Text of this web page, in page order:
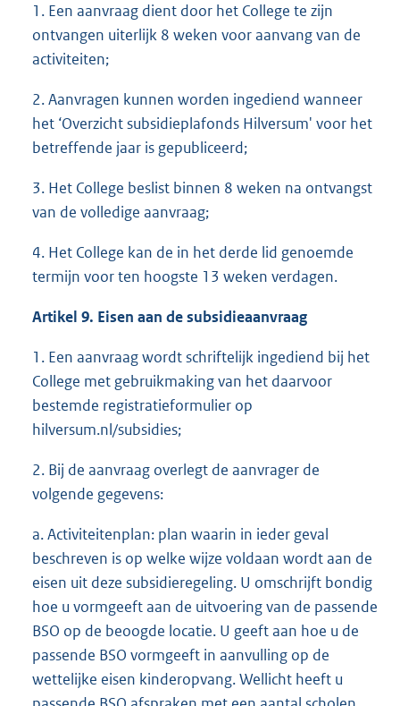
1. Een aanvraag dient door het College te zijn
ontvangen uiterlijk 8 weken voor aanvang van de
activiteiten;
2. Aanvragen kunnen worden ingediend wanneer
het ‘Overzicht subsidieplafonds Hilversum' voor het
betreffende jaar is gepubliceerd;
3. Het College beslist binnen 8 weken na ontvangst
van de volledige aanvraag;
4. Het College kan de in het derde lid genoemde
termijn voor ten hoogste 13 weken verdagen.
Artikel 9. Eisen aan de subsidieaanvraag
1. Een aanvraag wordt schriftelijk ingediend bij het
College met gebruikmaking van het daarvoor
bestemde registratieformulier op
hilversum.nl/subsidies;
2. Bij de aanvraag overlegt de aanvrager de
volgende gegevens:
a. Activiteitenplan: plan waarin in ieder geval
beschreven is op welke wijze voldaan wordt aan de
eisen uit deze subsidieregeling. U omschrijft bondig
hoe u vormgeeft aan de uitvoering van de passende
BSO op de beoogde locatie. U geeft aan hoe u de
passende BSO vormgeeft in aanvulling op de
wettelijke eisen kinderopvang. Wellicht heeft u